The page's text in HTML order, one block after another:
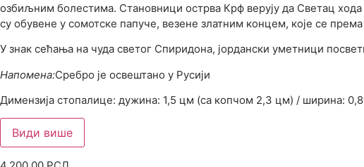
озбиљним болестима. Становници острва Крф верују да Светац
су обувене у сомотске папуче, везене златним концем, које се
У знак сећања на чуда светог Спиридона, јордански уметници
Напомена:Сребро је освештано у Русији
Димензија стопалице: дужина: 1,5 цм (са копчом 2,3 цм) / ширина:
Види више